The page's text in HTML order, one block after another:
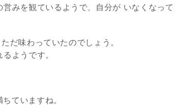
みを観ているようで、自分が いなくなって
だ味わっていたのでしょう。
ようです。
ていますね。
究極的な覚醒に向かって